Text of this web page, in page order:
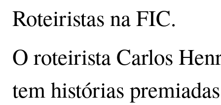
Roteiristas na FIC.
O roteirista Carlos
tem histórias